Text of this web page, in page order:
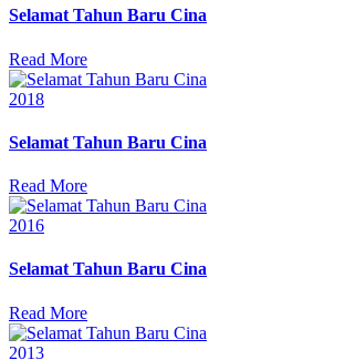
Selamat Tahun Baru Cina
Read More
Posted
2018
Selamat Tahun Baru Cina
Read More
Posted
2016
Selamat Tahun Baru Cina
Read More
Posted
2013